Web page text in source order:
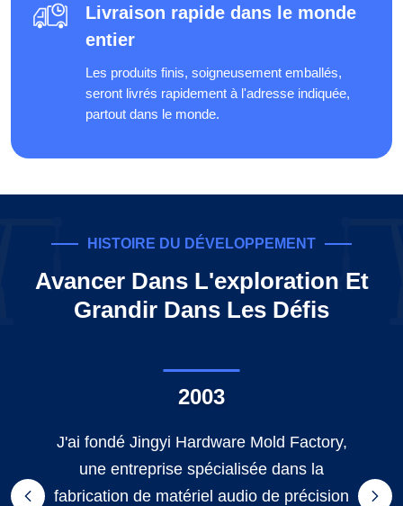
Livraison rapide dans le monde
entier
Les produits finis, soigneusement emballés,
seront livrés rapidement à l'adresse indiquée,
partout dans le monde.
HISTOIRE DU DÉVELOPPEMENT
Avancer Dans L'exploration Et
Grandir Dans Les Défis
2003
J'ai fondé Jingyi Hardware Mold Factory,
une entreprise spécialisée dans la
fabrication de matériel audio de précision